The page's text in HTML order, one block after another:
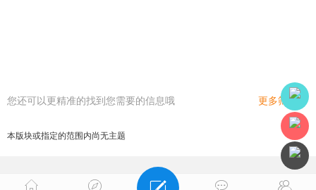
您还可以更精准的找到您需要的信息哦 更多筛选
本版块或指定的范围内尚无主题